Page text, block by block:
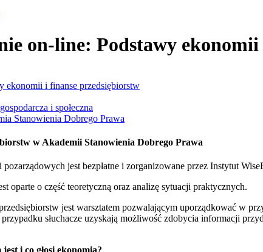
on-line: Podstawy
ekonomii i finanse przedsiębiorstw
i społeczna
Stanowienia Dobrego Prawa
w Akademii Stanowienia Dobrego Prawa
jest bezpłatne i zorganizowane przez Instytut
oparte o część teoretyczną oraz analizę sytuacji praktycznych.
jest warsztatem pozwalającym uporządkować w
słuchacze uzyskają możliwość zdobycia informacji